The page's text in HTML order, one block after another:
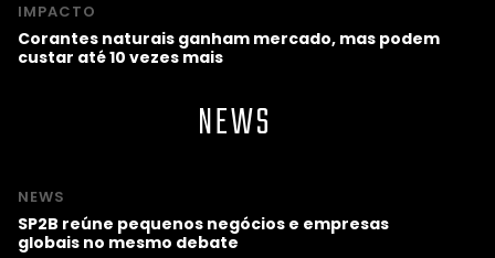
IMPACTO
Corantes naturais ganham mercado, mas podem
custar até 10 vezes mais
NEWS
NEWS
SP2B reúne pequenos negócios e empresas
globais no mesmo debate